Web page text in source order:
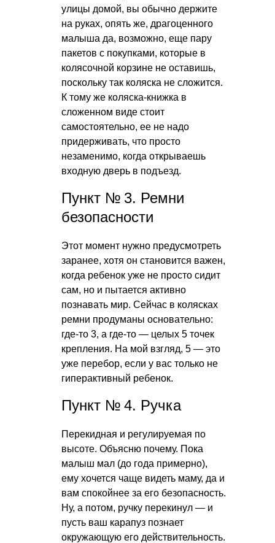
улицы домой, вы обычно держите
на руках, опять же, драгоценного
малыша да, возможно, еще пару
пакетов с покупками, которые в
колясочной корзине не оставишь,
поскольку так коляска не сложится.
К тому же коляска-книжка в
сложенном виде стоит
самостоятельно, ее не надо
придерживать, что просто
незаменимо, когда открываешь
входную дверь в подъезд.
Пункт № 3. Ремни
безопасности
Этот момент нужно предусмотреть
заранее, хотя он становится важен,
когда ребенок уже не просто сидит
сам, но и пытается активно
познавать мир. Сейчас в колясках
ремни продуманы основательно:
где-то 3, а где-то — целых 5 точек
крепления. На мой взгляд, 5 — это
уже перебор, если у вас только не
гиперактивный ребенок.
Пункт № 4. Ручка
Перекидная и регулируемая по
высоте. Объясню почему. Пока
малыш мал (до года примерно),
ему хочется чаще видеть маму, да и
вам спокойнее за его безопасность.
Ну, а потом, ручку перекинул — и
пусть ваш карапуз познает
окружающую его действительность.